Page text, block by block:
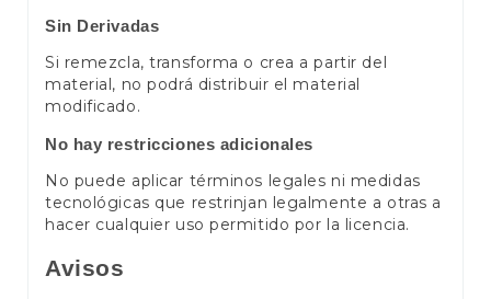
Sin Derivadas
Si remezcla, transforma o crea a partir del
material, no podrá distribuir el material
modificado.
No hay restricciones adicionales
No puede aplicar términos legales ni medidas
tecnológicas que restrinjan legalmente a otras a
hacer cualquier uso permitido por la licencia.
Avisos